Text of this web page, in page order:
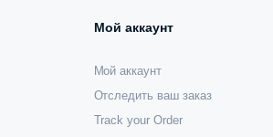
Мой аккаунт
Мой аккаунт
Отследить ваш заказ
Track your Order